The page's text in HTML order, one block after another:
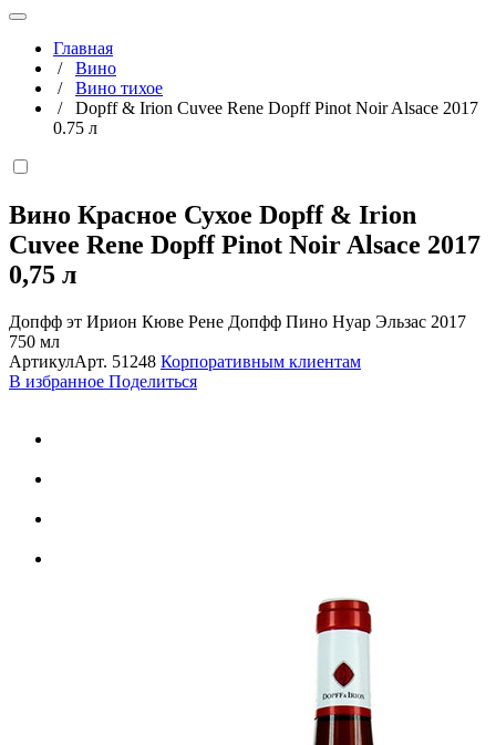
Главная
/ Вино
/ Вино тихое
/ Dopff & Irion Cuvee Rene Dopff Pinot Noir Alsace 2017
0.75 л
Вино Красное Сухое Dopff & Irion
Cuvee Rene Dopff Pinot Noir Alsace 2017
0,75 л
Допфф эт Ирион Кюве Рене Допфф Пино Нуар Эльзас 2017
750 мл
АртикулАрт. 51248 Корпоративным клиентам
В избранное Поделиться